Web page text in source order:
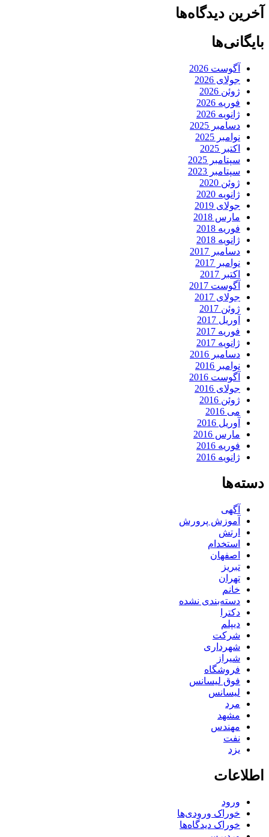
آخرین دیدگاه‌ها
بایگانی‌ها
آگوست 2026
جولای 2026
ژوئن 2026
فوریه 2026
ژانویه 2026
دسامبر 2025
نوامبر 2025
اکتبر 2025
سپتامبر 2025
سپتامبر 2023
ژوئن 2020
ژانویه 2020
جولای 2019
مارس 2018
فوریه 2018
ژانویه 2018
دسامبر 2017
نوامبر 2017
اکتبر 2017
آگوست 2017
جولای 2017
ژوئن 2017
آوریل 2017
فوریه 2017
ژانویه 2017
دسامبر 2016
نوامبر 2016
آگوست 2016
جولای 2016
ژوئن 2016
می 2016
آوریل 2016
مارس 2016
فوریه 2016
ژانویه 2016
دسته‌ها
آگهی
آموزش پرورش
ارتش
استخدام
اصفهان
تبریز
تهران
خانم
دسته‌بندی نشده
دکترا
دیپلم
شرکت
شهرداری
شیراز
فروشگاه
فوق لیسانس
لیسانس
مرد
مشهد
مهندس
نفت
یزد
اطلاعات
ورود
خوراک ورودی‌ها
خوراک دیدگاه‌ها